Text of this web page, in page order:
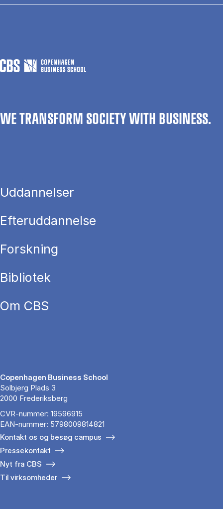
WE TRANSFORM SOCIETY WITH BUSINESS.
Uddannelser
Efteruddannelse
Forskning
Bibliotek
Om CBS
Copenhagen Business School
Solbjerg Plads 3
2000 Frederiksberg
CVR-nummer: 19596915
EAN-nummer: 5798009814821
Kontakt os og besøg campus
Pressekontakt
Nyt fra CBS
Til virksomheder